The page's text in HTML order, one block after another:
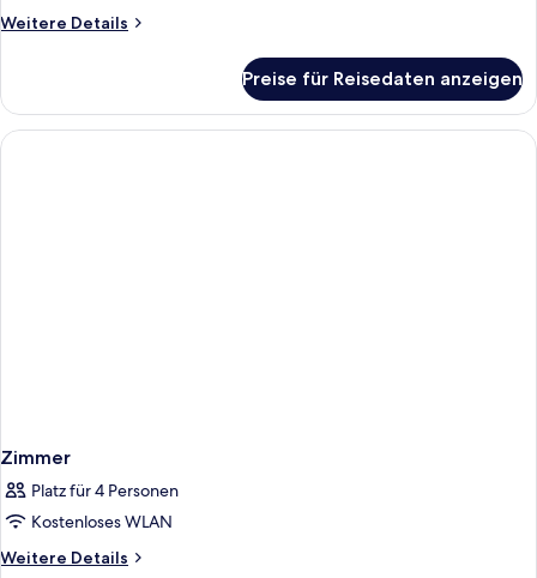
Weitere Details
Weitere
ROOM
Preise für Reisedaten anzeigen
Zimmer
Platz für 4 Personen
Kostenloses WLAN
Weitere Details
Weitere